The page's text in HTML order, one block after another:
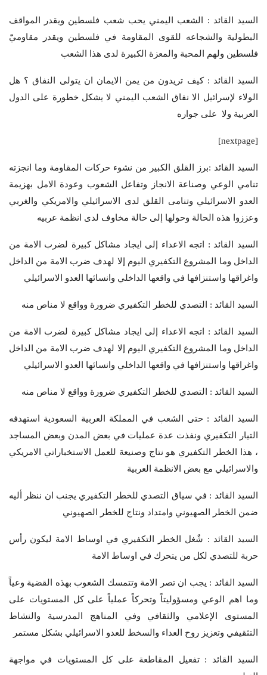
السيد القائد : الشعب اليمني يحب شعب فلسطين ويقدر المواقف
البطولية والشجاعه للقوى المقاومة في فلسطين ويقدر مقاوميّ
فلسطين ولهم المحبة والمعزة الكبيرة لدى هذا الشعب
السيد القائد : كيف تريدون من يمن الايمان ان يتولى النفاق ؟ هل
الولاء لإسرائيل الا نفاق الشعب اليمني لا يشكل خطورة على الدول
العربية ولا على جواره
[nextpage]
السيد القائد :برز القلق الكبير من نشوء حركات المقاومة وما انجزته
تنامي الوعي وصناعة الانجاز وتفاعل الشعوب وعودة الامل بهزيمة
العدو الاسرائيلي وتنامى القلق لدى الاسرائيلي والامريكي والغربي
وعززوا هذه الحالة وحولها إلى حالة مخاوف لدى انظمة عربيه
السيد القائد : اتجه الاعداء إلى ايجاد مشاكل كبيرة لضرب الامة من
الداخل وما المشروع التكفيري اليوم إلا لهدف ضرب الامة من الداخل
واغراقها واستنزافها في واقعها الداخلي وانسائها العدو الاسرائيلي
السيد القائد : التصدي للخطر التكفيري ضرورة وواقع لا مناص منه
السيد القائد : اتجه الاعداء إلى ايجاد مشاكل كبيرة لضرب الامة من
الداخل وما المشروع التكفيري اليوم إلا لهدف ضرب الامة من الداخل
واغراقها واستنزافها في واقعها الداخلي وانسائها العدو الاسرائيلي
السيد القائد : التصدي للخطر التكفيري ضرورة وواقع لا مناص منه
السيد القائد : حتى الشعب في المملكة العربية السعودية استهدفه
التيار التكفيري ونفذت عدة عمليات في بعض المدن وبعض المساجد
، هذا الخطر التكفيري هو نتاج وصنيعة للعمل الاستخباراتي الامريكي
والاسرائيلي مع بعض الانظمة العربية
السيد القائد : في سياق التصدي للخطر التكفيري يجنب ان ننظر أليه
ضمن الخطر الصهيوني وامتداد ونتاج للخطر الصهيوني
السيد القائد : شٌغل الخطر التكفيري في اوساط الامة ليكون رأس
حربة للتصدي لكل من يتحرك في اوساط الامة
السيد القائد : يجب ان تصر الامة وتتمسك الشعوب بهذه القضية وعياً
وما اهم الوعي ومسؤوليتاً وتحركاً عملياً على كل المستويات على
المستوى الإعلامي والثقافي وفي المناهج المدرسية والنشاط
التثقيفي وتعزيز روح العداء والسخط للعدو الاسرائيلي بشكل مستمر
السيد القائد : تفعيل المقاطعة على كل المستويات في مواجهة